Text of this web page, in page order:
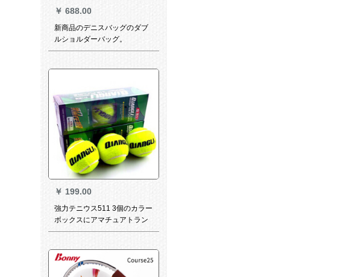
￥ 688.00
新商品のデニスバッグのダブ
ルショルダーバッグ。
￥ 199.00
強力テニウス511 3個のカラー
ボックスにアマチュアトラン
ニンを入れてトレーニングし